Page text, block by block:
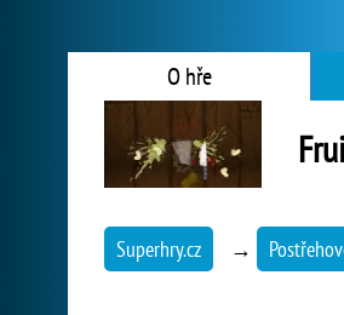
O hře
Superhry.cz →